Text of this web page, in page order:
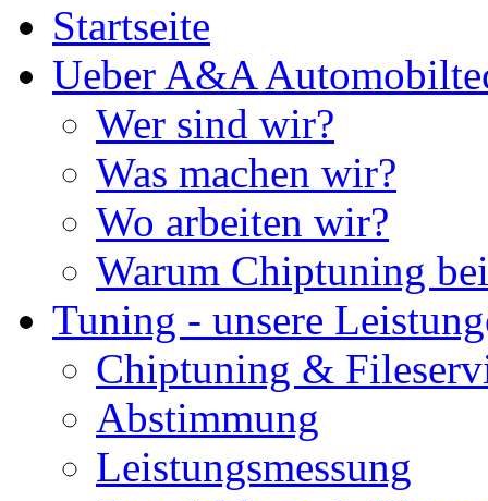
Startseite
Ueber A&A
Wer sind wir?
Was machen wir?
Wo arbeiten wir?
Warum Chiptuning
Tuning - unsere
Chiptuning &
Abstimmung
Leistungsmessung